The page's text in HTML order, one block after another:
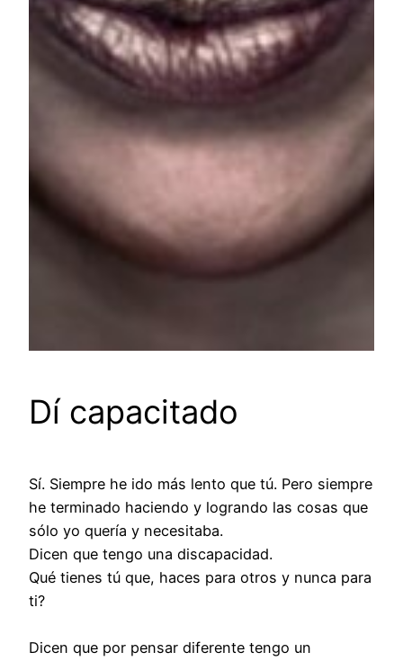
Dí capacitado
Sí. Siempre he ido más lento que tú. Pero siempre
he terminado haciendo y logrando las cosas que
sólo yo quería y necesitaba.
Dicen que tengo una discapacidad.
Qué tienes tú que, haces para otros y nunca para
ti?
Dicen que por pensar diferente tengo un